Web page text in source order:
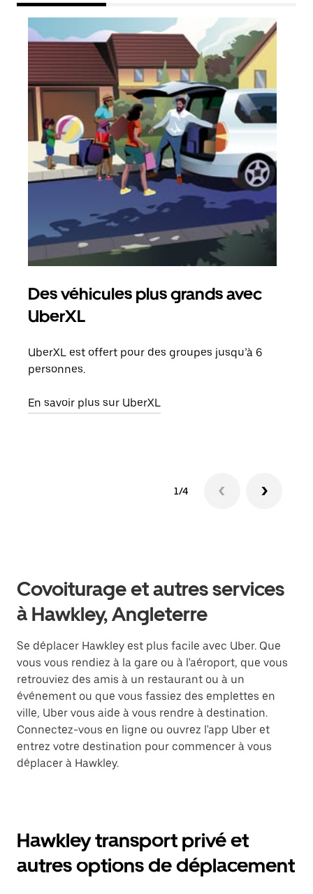
Des véhicules plus grands avec
UberXL
UberXL est offert pour des groupes jusqu’à 6
personnes.
En savoir plus sur UberXL
1/4
Covoiturage et autres services
à Hawkley, Angleterre
Se déplacer Hawkley est plus facile avec Uber. Que
vous vous rendiez à la gare ou à l'aéroport, que vous
retrouviez des amis à un restaurant ou à un
événement ou que vous fassiez des emplettes en
ville, Uber vous aide à vous rendre à destination.
Connectez-vous en ligne ou ouvrez l'app Uber et
entrez votre destination pour commencer à vous
déplacer à Hawkley.
Hawkley transport privé et
autres options de déplacement